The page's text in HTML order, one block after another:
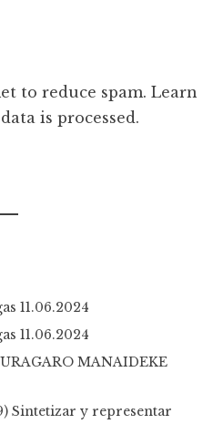
to reduce spam. Learn
is processed .
11.06.2024
11.06.2024
MANAIDEKE
Sintetizar y representar